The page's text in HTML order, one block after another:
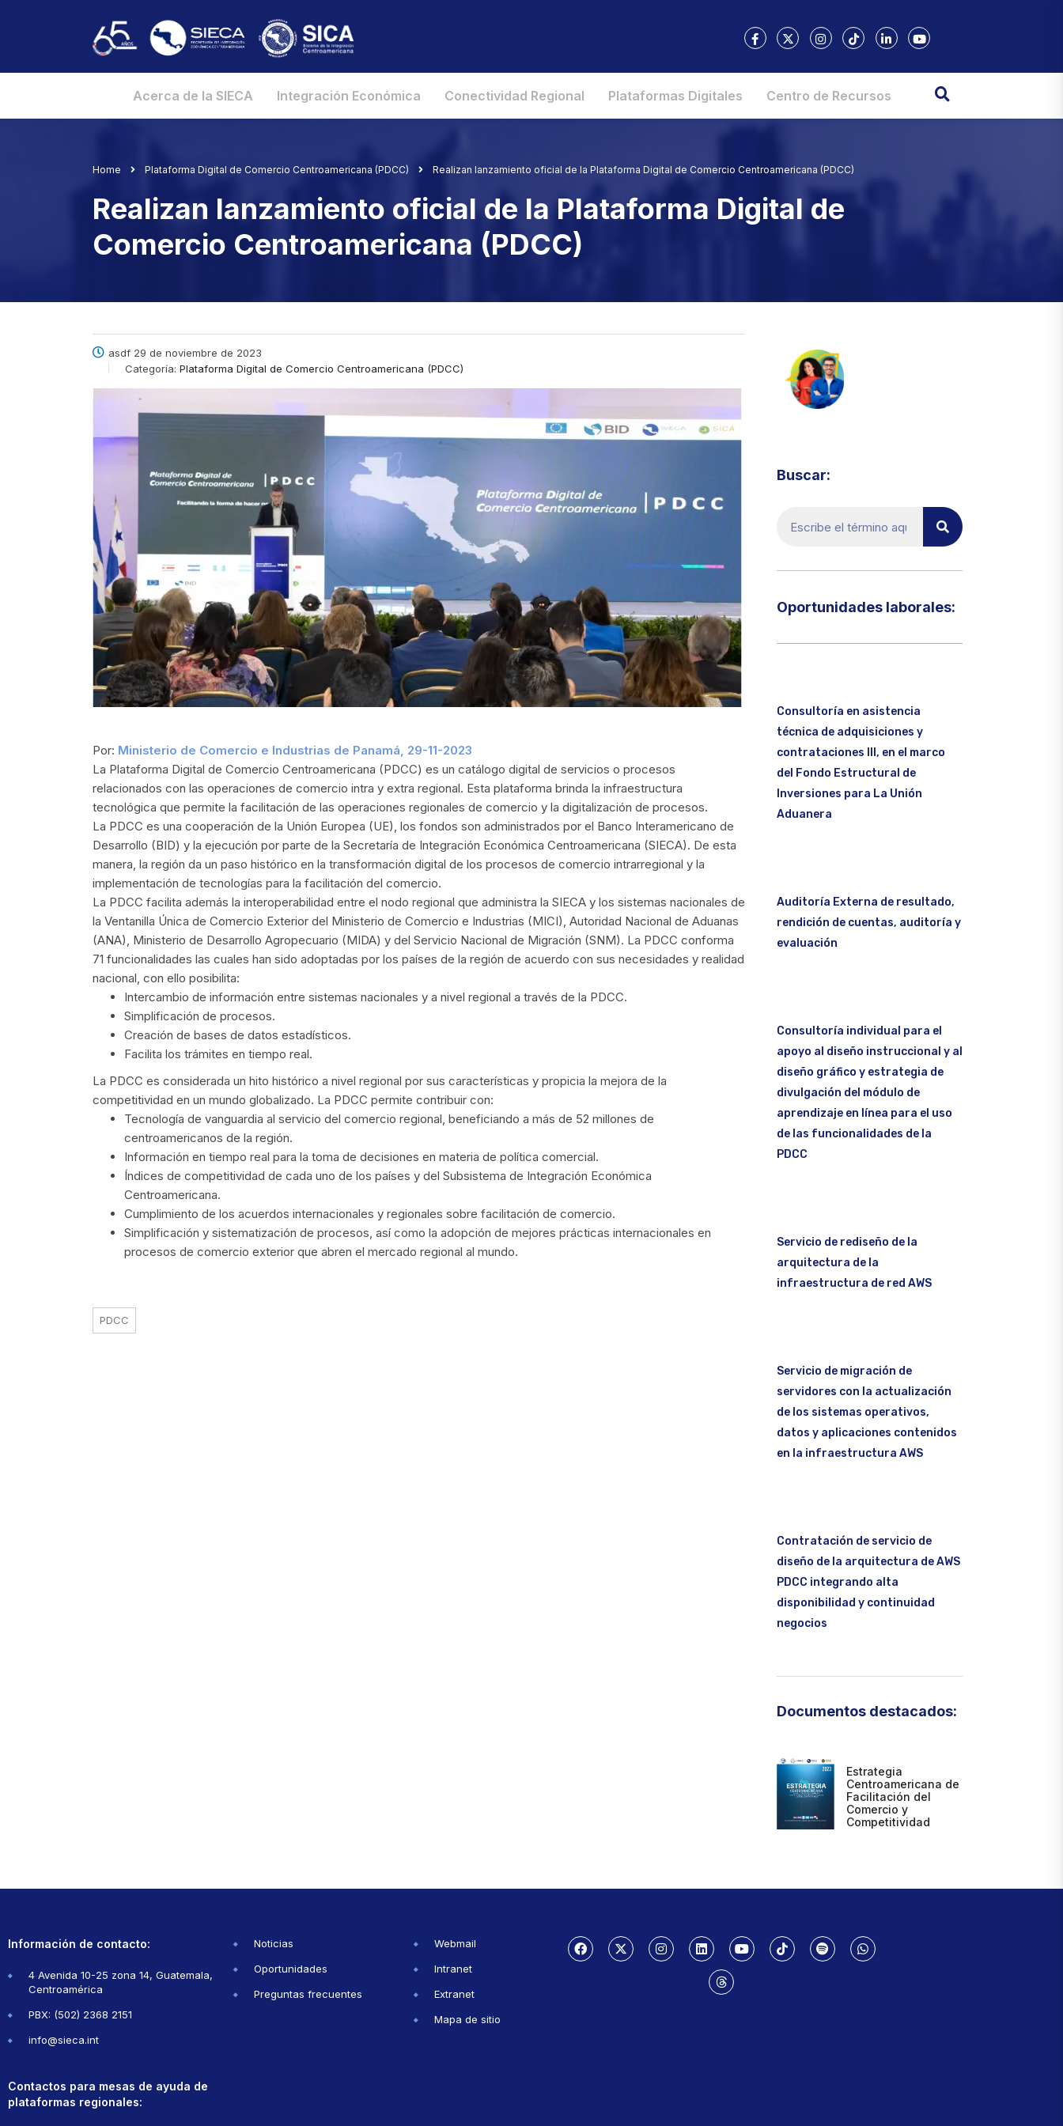
Acerca de la SIECA Integración Económica Conectividad Regional Plataformas Digitales Centro de Recursos
Home Plataforma Digital de Comercio Centroamericana (PDCC) Realizan lanzamiento oficial de la Plataforma Digital de Comercio Centroamericana (PDCC)
Realizan lanzamiento oficial de la Plataforma Digital de
Comercio Centroamericana (PDCC)
asdf 29 de noviembre de 2023
Categoría: Plataforma Digital de Comercio Centroamericana (PDCC)
Por: Ministerio de Comercio e Industrias de Panamá, 29-11-2023
La Plataforma Digital de Comercio Centroamericana (PDCC) es un catálogo digital de servicios o procesos
relacionados con las operaciones de comercio intra y extra regional. Esta plataforma brinda la infraestructura
tecnológica que permite la facilitación de las operaciones regionales de comercio y la digitalización de procesos.
La PDCC es una cooperación de la Unión Europea (UE), los fondos son administrados por el Banco Interamericano de
Desarrollo (BID) y la ejecución por parte de la Secretaría de Integración Económica Centroamericana (SIECA). De esta
manera, la región da un paso histórico en la transformación digital de los procesos de comercio intrarregional y la
implementación de tecnologías para la facilitación del comercio.
La PDCC facilita además la interoperabilidad entre el nodo regional que administra la SIECA y los sistemas nacionales de
la Ventanilla Única de Comercio Exterior del Ministerio de Comercio e Industrias (MICI), Autoridad Nacional de Aduanas
(ANA), Ministerio de Desarrollo Agropecuario (MIDA) y del Servicio Nacional de Migración (SNM). La PDCC conforma
71 funcionalidades las cuales han sido adoptadas por los países de la región de acuerdo con sus necesidades y realidad
nacional, con ello posibilita:
Intercambio de información entre sistemas nacionales y a nivel regional a través de la PDCC.
Simplificación de procesos.
Creación de bases de datos estadísticos.
Facilita los trámites en tiempo real.
La PDCC es considerada un hito histórico a nivel regional por sus características y propicia la mejora de la
competitividad en un mundo globalizado. La PDCC permite contribuir con:
Tecnología de vanguardia al servicio del comercio regional, beneficiando a más de 52 millones de
centroamericanos de la región.
Información en tiempo real para la toma de decisiones en materia de política comercial.
Índices de competitividad de cada uno de los países y del Subsistema de Integración Económica
Centroamericana.
Cumplimiento de los acuerdos internacionales y regionales sobre facilitación de comercio.
Simplificación y sistematización de procesos, así como la adopción de mejores prácticas internacionales en
procesos de comercio exterior que abren el mercado regional al mundo.
PDCC
Buscar:
Oportunidades laborales:​
Consultoría en asistencia
técnica de adquisiciones y
contrataciones III, en el marco
del Fondo Estructural de
Inversiones para La Unión
Aduanera
Auditoría Externa de resultado,
rendición de cuentas, auditoría y
evaluación
Consultoría individual para el
apoyo al diseño instruccional y al
diseño gráfico y estrategia de
divulgación del módulo de
aprendizaje en línea para el uso
de las funcionalidades de la
PDCC
Servicio de rediseño de la
arquitectura de la
infraestructura de red AWS
Servicio de migración de
servidores con la actualización
de los sistemas operativos,
datos y aplicaciones contenidos
en la infraestructura AWS
Contratación de servicio de
diseño de la arquitectura de AWS
PDCC integrando alta
disponibilidad y continuidad
negocios
Documentos destacados:
Estrategia
Centroamericana de
Facilitación del
Comercio y
Competitividad
Información de contacto:
4 Avenida 10-25 zona 14, Guatemala,
Centroamérica
PBX: (502) 2368 2151
info@sieca.int
Contactos para mesas de ayuda de
plataformas regionales:
Noticias
Oportunidades
Preguntas frecuentes
Webmail
Intranet
Extranet
Mapa de sitio